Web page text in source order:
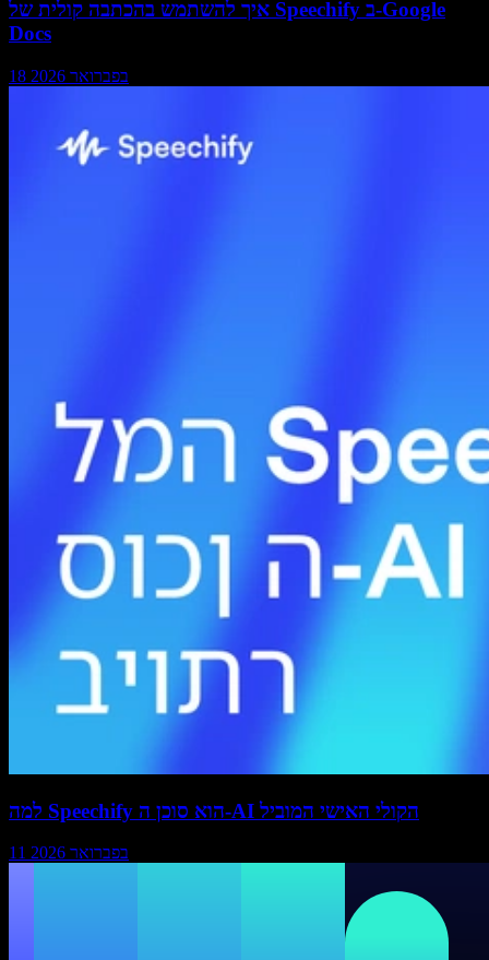
איך להשתמש בהכתבה קולית של Speechify ב-Google
Docs
18 בפברואר 2026
למה Speechify הוא סוכן ה-AI הקולי האישי המוביל
11 בפברואר 2026